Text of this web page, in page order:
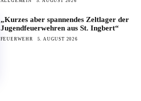
„Kurzes aber spannendes Zeltlager der
Jugendfeuerwehren aus St. Ingbert“
FEUERWEHR 5. AUGUST 2026